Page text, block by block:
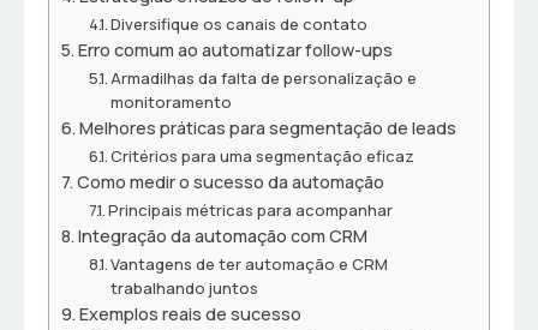
Diversifique os canais de contato
Erro comum ao automatizar follow-ups
Armadilhas da falta de personalização e
monitoramento
Melhores práticas para segmentação de leads
Critérios para uma segmentação eficaz
Como medir o sucesso da automação
Principais métricas para acompanhar
Integração da automação com CRM
Vantagens de ter automação e CRM
trabalhando juntos
Exemplos reais de sucesso